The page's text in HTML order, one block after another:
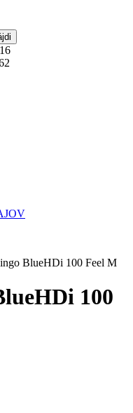
BlueHDi 100 Feel M
100